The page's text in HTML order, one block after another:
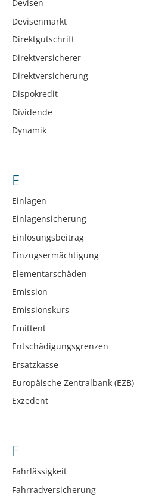
Devisen
Devisenmarkt
Direktgutschrift
Direktversicherer
Direktversicherung
Dispokredit
Dividende
Dynamik
E
Einlagen
Einlagensicherung
Einlösungsbeitrag
Einzugsermächtigung
Elementarschäden
Emission
Emissionskurs
Emittent
Entschädigungsgrenzen
Ersatzkasse
Europäische Zentralbank (EZB)
Exzedent
F
Fahrlässigkeit
Fahrradversicherung